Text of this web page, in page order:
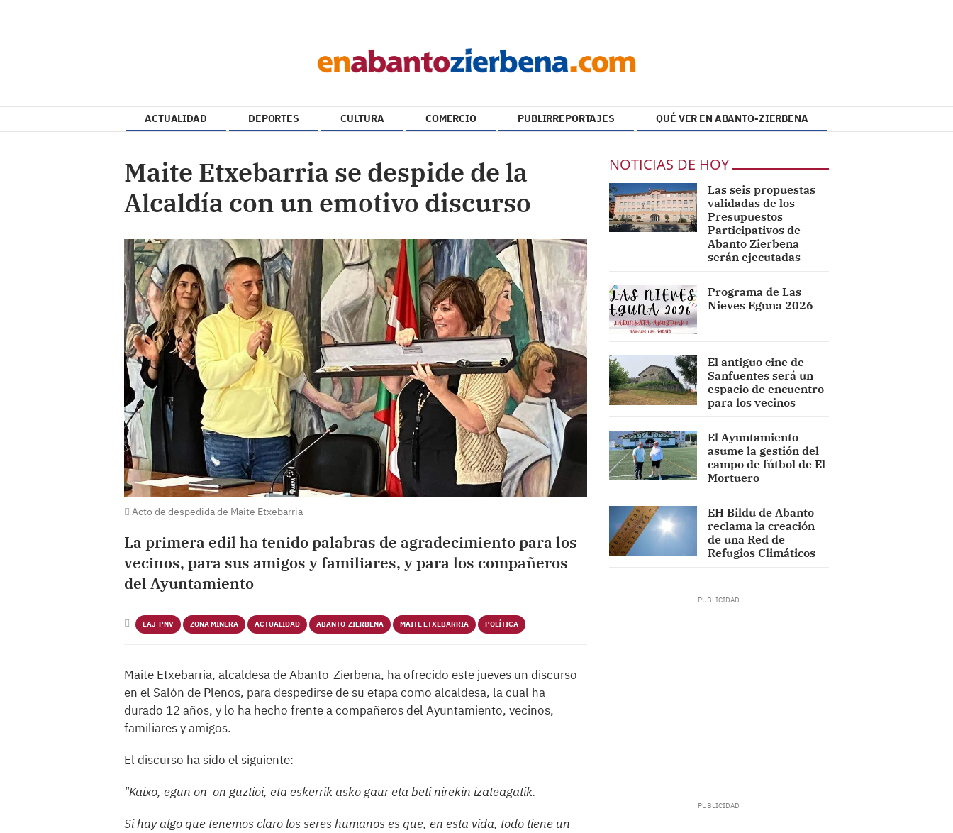
ACTUALIDAD DEPORTES CULTURA COMERCIO PUBLIRREPORTAJES QUÉ VER EN ABANTO-ZIERBENA
Maite Etxebarria se despide de la
Alcaldía con un emotivo discurso
Acto de despedida de Maite Etxebarria
La primera edil ha tenido palabras de agradecimiento para los
vecinos, para sus amigos y familiares, y para los compañeros
del Ayuntamiento
EAJ-PNV ZONA MINERA ACTUALIDAD ABANTO-ZIERBENA MAITE ETXEBARRIA POLÍTICA
Maite Etxebarria, alcaldesa de Abanto-Zierbena, ha ofrecido este jueves un discurso
en el Salón de Plenos, para despedirse de su etapa como alcaldesa, la cual ha
durado 12 años, y lo ha hecho frente a compañeros del Ayuntamiento, vecinos,
familiares y amigos.
El discurso ha sido el siguiente:
"Kaixo, egun on on guztioi, eta eskerrik asko gaur eta beti nirekin izateagatik.
Si hay algo que tenemos claro los seres humanos es que, en esta vida, todo tiene un
NOTICIAS DE HOY
Las seis propuestas
validadas de los
Presupuestos
Participativos de
Abanto Zierbena
serán ejecutadas
Programa de Las
Nieves Eguna 2026
El antiguo cine de
Sanfuentes será un
espacio de encuentro
para los vecinos
El Ayuntamiento
asume la gestión del
campo de fútbol de El
Mortuero
EH Bildu de Abanto
reclama la creación
de una Red de
Refugios Climáticos